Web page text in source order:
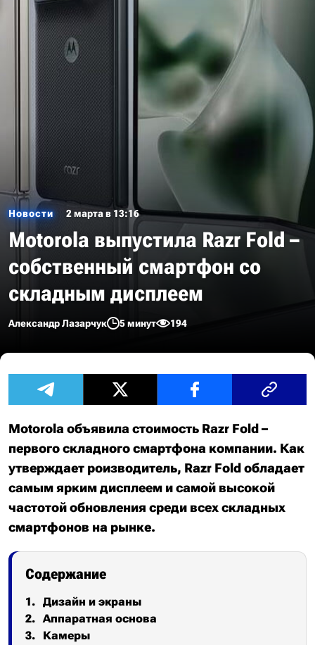
Новости 2 марта в 13:16
Motorola выпустила Razr Fold –
собственный смартфон со
складным дисплеем
Александр Лазарчук 5 минут 194
Motorola объявила стоимость Razr Fold –
первого складного смартфона компании. Как
утверждает роизводитель, Razr Fold обладает
самым ярким дисплеем и самой высокой
частотой обновления среди всех складных
смартфонов на рынке.
Содержание
Дизайн и экраны
Аппаратная основа
Камеры